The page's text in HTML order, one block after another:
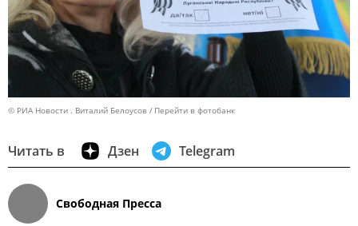
© РИА Новости . Виталий Белоусов Перейти в фотобанк
Читать в Дзен Telegram
Свободная Пресса